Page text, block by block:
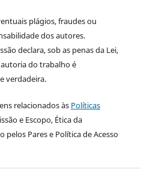
plágios, fraudes ou
dos autores.
declara, sob as penas da Lei,
do trabalho é
verdadeira.
relacionados às Políticas
e Escopo, Ética da
pelos Pares e Política de Acesso